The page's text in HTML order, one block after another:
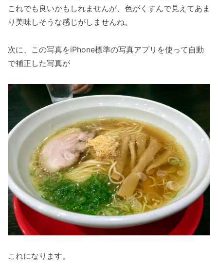
これでも良いかもしれませんが、色がくすんで見えてあま
り美味しそうな感じがしませんね。
次に、この写真をiPhone標準の写真アプリを使って自動
で補正した写真が
これになります。